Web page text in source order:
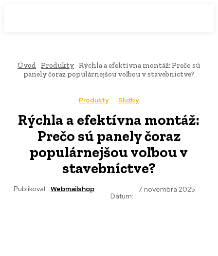
Úvod Produkty
Rýchla a efektívna montáž: Prečo sú
panely čoraz populárnejšou voľbou v stavebníctve?
Produkty Služby
Rýchla a efektívna montáž:
Prečo sú panely čoraz
populárnejšou voľbou v
stavebníctve?
Publikoval: Webmailshop
Dátum:
7. novembra 2025